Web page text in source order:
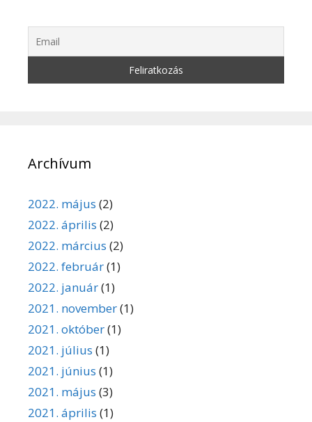
Archívum
2022. május (2)
2022. április (2)
2022. március (2)
2022. február(1)
2022. január(1)
2021. november(1)
2021. október(1)
2021. július (1)
2021. június (1)
2021. május (3)
2021. április (1)